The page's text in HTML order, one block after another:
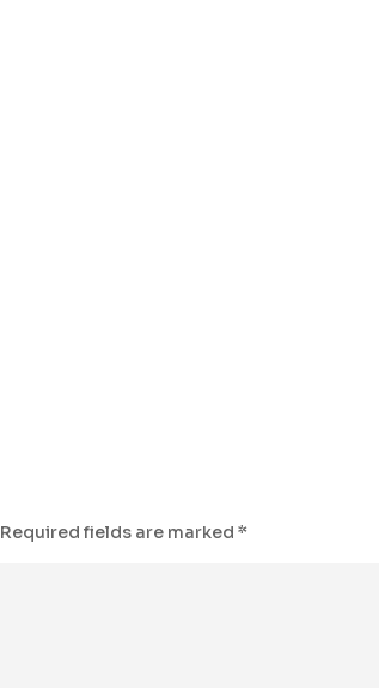
Required fields are marked*